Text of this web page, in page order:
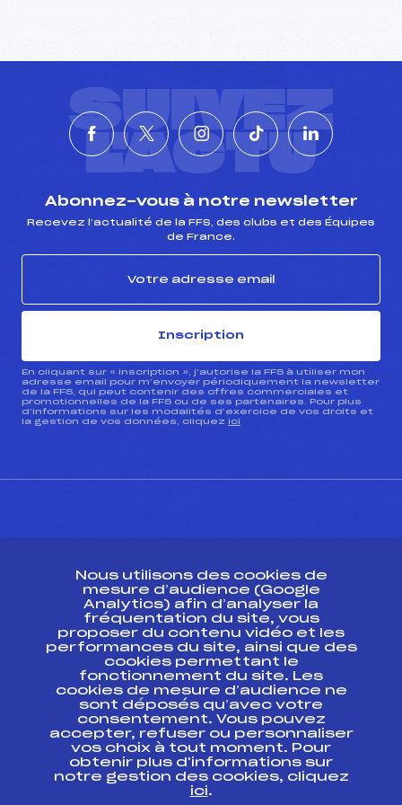
SUIVEZ
L'ACTU
Abonnez-vous à notre newsletter
Recevez l’actualité de la FFS, des clubs et des Équipes
de France.
Inscription
En cliquant sur « inscription », j’autorise la FFS à utiliser mon
adresse email pour m’envoyer périodiquement la newsletter
de la FFS, qui peut contenir des offres commerciales et
promotionnelles de la FFS ou de ses partenaires. Pour plus
d’informations sur les modalités d’exercice de vos droits et
la gestion de vos données, cliquez ici
Ressources
Pass’Neige
Projet sportif fédéral
Projet de performance fédéral
Antidopage
Pôle Développement, Formation, Suivi
Scientifique
Listes ministérielles
Pôle vie de l’athlète
Enseignement professionnel
Nous utilisons des cookies de
mesure d’audience (Google
Analytics) afin d’analyser la
fréquentation du site, vous
proposer du contenu vidéo et les
performances du site, ainsi que des
cookies permettant le
fonctionnement du site. Les
cookies de mesure d’audience ne
sont déposés qu’avec votre
consentement. Vous pouvez
accepter, refuser ou personnaliser
vos choix à tout moment. Pour
obtenir plus d'informations sur
notre gestion des cookies, cliquez
ici.